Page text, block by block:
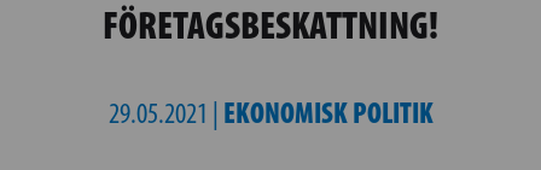
FÖRETAGSBESKATTNING!
29.05.2021 | EKONOMISK POLITIK